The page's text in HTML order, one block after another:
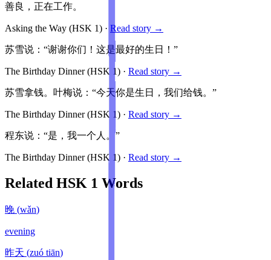
善良，正在工作。
Asking the Way (HSK 1) · Read story →
苏雪说：“谢谢你们！这是最好的生日！”
The Birthday Dinner(HSK 1) · Read story →
苏雪拿钱。叶梅说：“今天你是生日，我们给钱。”
The Birthday Dinner(HSK 1) · Read story →
程东说：“是，我一个人。”
The Birthday Dinner(HSK 1) · Read story →
Related HSK 1 Words
晚 (wǎn)
evening
昨天 (zuó tiān)